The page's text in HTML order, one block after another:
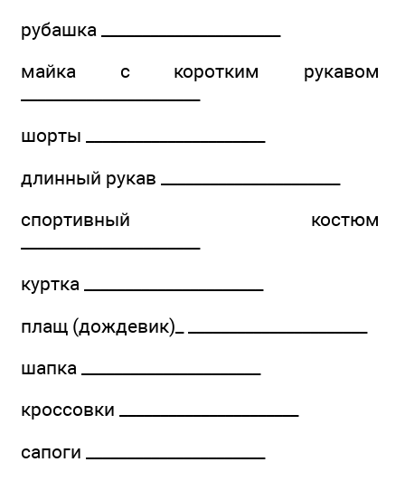
рубашка ______________________
майка с коротким рукавом
______________________
шорты ______________________
длинный рукав ______________________
спортивный костюм
______________________
куртка ______________________
плащ (дождевик)_ ______________________
шапка ______________________
кроссовки ______________________
сапоги ______________________